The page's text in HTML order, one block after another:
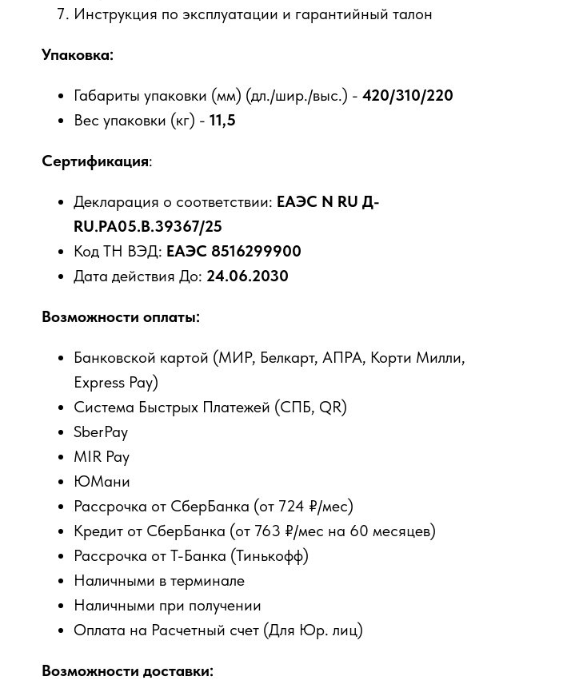
Инструкция по эксплуатации и гарантийный талон
Упаковка:
Габариты упаковки (мм) (дл./шир./выс.) - 420/310/220
Вес упаковки (кг) - 11,5
Сертификация:
Декларация о соответствии: ЕАЭС N RU Д-
RU.PA05.B.39367/25
Код ТН ВЭД: ЕАЭС 8516299900
Дата действия До: 24.06.2030
Возможности оплаты:
Банковской картой (МИР, Белкарт, АПРА, Корти Милли,
Express Pay)
Система Быстрых Платежей (СПБ, QR)
SberPay
MIR Pay
ЮМани
Рассрочка от СберБанка (от 724 ₽/мес)
Кредит от СберБанка (от 763 ₽/мес на 60 месяцев)
Рассрочка от Т-Банка (Тинькофф)
Наличными в терминале
Наличными при получении
Оплата на Расчетный счет (Для Юр. лиц)
Возможности доставки: